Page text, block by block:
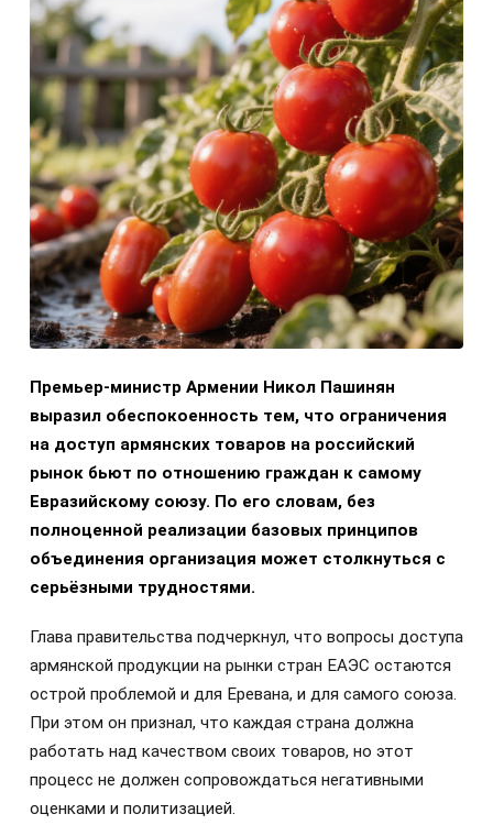
Премьер-министр Армении Никол Пашинян
выразил обеспокоенность тем, что ограничения
на доступ армянских товаров на российский
рынок бьют по отношению граждан к самому
Евразийскому союзу. По его словам, без
полноценной реализации базовых принципов
объединения организация может столкнуться с
серьёзными трудностями.
Глава правительства подчеркнул, что вопросы доступа
армянской продукции на рынки стран ЕАЭС остаются
острой проблемой и для Еревана, и для самого союза.
При этом он признал, что каждая страна должна
работать над качеством своих товаров, но этот
процесс не должен сопровождаться негативными
оценками и политизацией.